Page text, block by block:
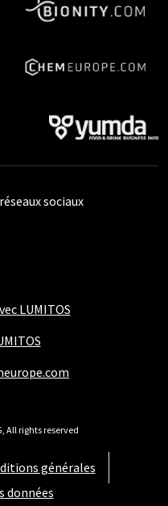
LUMITOS
générales
données
sociaux
All rights reserved